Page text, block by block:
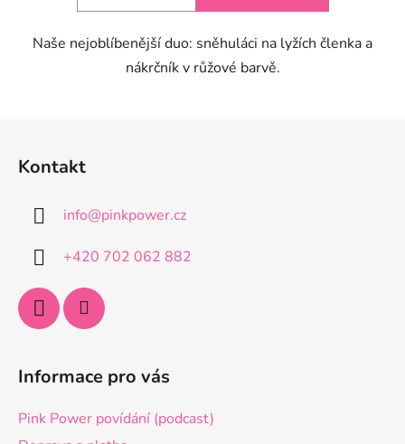
hvězdiček.
Naše nejoblíbenější duo: sněhuláci na lyžích členka a
nákrčník v růžové barvě.
Kontakt
info@pinkpower.cz
+420 702 062 882
Informace pro vás
Pink Power povídání (podcast)